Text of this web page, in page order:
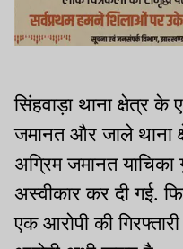
सिंहवाड़ा थाना क्षेत्र के
जमानत और जाले थाना
अग्रिम जमानत याचिका
अस्वीकार कर दी गई.
एक आरोपी की